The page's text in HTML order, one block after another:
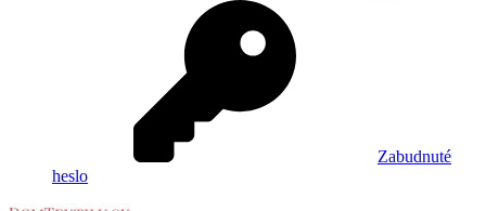
Zabudnuté
heslo